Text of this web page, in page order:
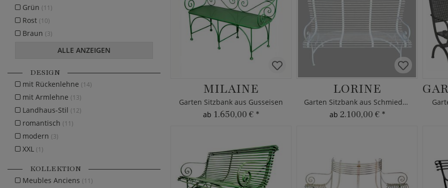
MILAINE
Garten Sitzbank aus Gusseisen
ab 1.650,00 € *
LORINE
Garten Sitzbank aus Schmiedeeisen
ab 2.100,00 € *
Grün (11)
Rost (10)
Braun (3)
ALLE ANZEIGEN
DESIGN
mit Rückenlehne (14)
mit Armlehne (13)
Landhaus-Stil (12)
romantisch (11)
modern (3)
XXL (1)
KOLLEKTION
Meubles Anciens (11)